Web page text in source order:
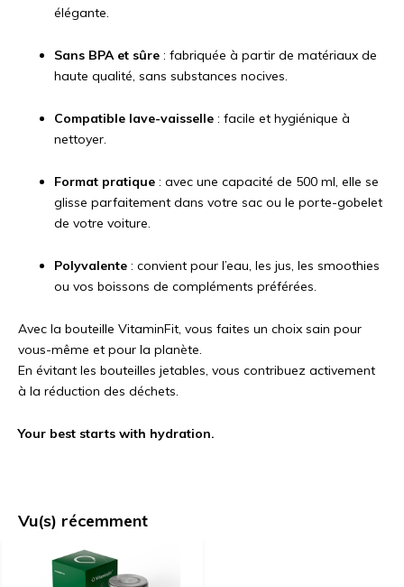
élégante.
Sans BPA et sûre : fabriquée à partir de matériaux de
haute qualité, sans substances nocives.
Compatible lave-vaisselle : facile et hygiénique à
nettoyer.
Format pratique : avec une capacité de 500 ml, elle se
glisse parfaitement dans votre sac ou le porte-gobelet
de votre voiture.
Polyvalente : convient pour l’eau, les jus, les smoothies
ou vos boissons de compléments préférées.
Avec la bouteille VitaminFit, vous faites un choix sain pour
vous-même et pour la planète.
En évitant les bouteilles jetables, vous contribuez activement
à la réduction des déchets.
Your best starts with hydration.
Vu(s) récemment